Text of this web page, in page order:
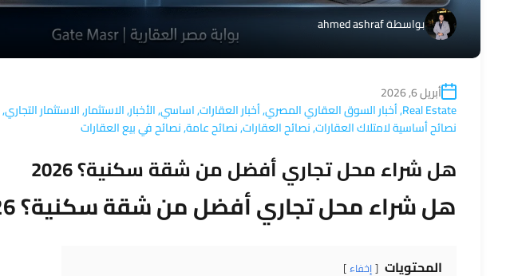
بواسطةahmed ashraf
أبريل 6, 2026
Real Estate
,أخبار السوق العقاري المصري,أخبار العقارات,اساسي,الأخبار,الاستثمار,الاستثمار التجاري,
نصائح أساسية لامتلاك العقارات,نصائح العقارات,نصائح عامة,نصائح في بيع العقارات
هل شراء محل تجاري أفضل من شقة سكنية؟ 2026
هل شراء محل تجاري أفضل من شقة سكنية؟ 2026
المحتويات إخفاء